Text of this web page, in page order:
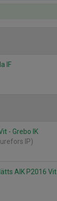
IF
- Grebo IK
IP)
AIK P2016 Vit